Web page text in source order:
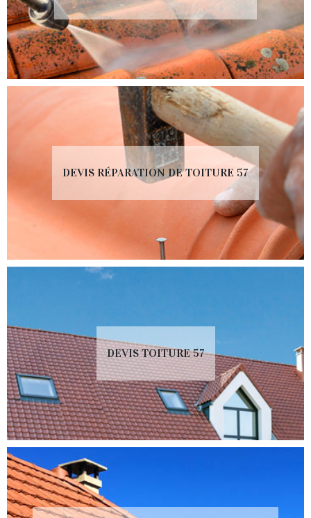
DEVIS RÉPARATION DE TOITURE 57
DEVIS TOITURE 57